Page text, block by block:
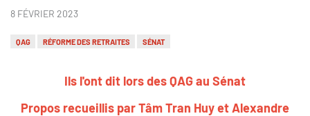
8 FÉVRIER 2023
QAG RÉFORME DES RETRAITES SÉNAT
Ils l'ont dit lors des QAG au Sénat
Propos recueillis par Tâm Tran Huy et Alexandre